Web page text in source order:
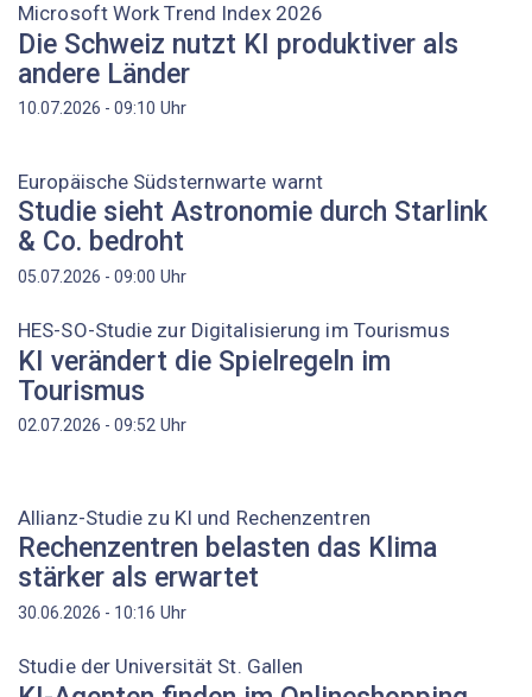
Microsoft Work Trend Index 2026
Die Schweiz nutzt KI produktiver als
andere Länder
10.07.2026 - 09:10 Uhr
Europäische Südsternwarte warnt
Studie sieht Astronomie durch Starlink
& Co. bedroht
05.07.2026 - 09:00 Uhr
HES-SO-Studie zur Digitalisierung im Tourismus
KI verändert die Spielregeln im
Tourismus
02.07.2026 - 09:52 Uhr
Allianz-Studie zu KI und Rechenzentren
Rechenzentren belasten das Klima
stärker als erwartet
30.06.2026 - 10:16 Uhr
Studie der Universität St. Gallen